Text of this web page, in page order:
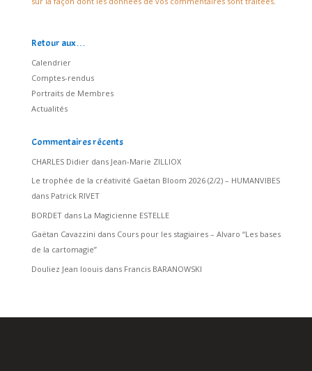
Retour aux…
Calendrier
Comptes-rendus
Portraits de Membres
Actualités
Commentaires récents
CHARLES Didierdans Jean-Marie ZILLIOX
Le trophée de la créativité Gaëtan Bloom 2026 (2/2) – HUMANVIBES
dans Patrick RIVET
BORDETdans La Magicienne ESTELLE
Gaëtan Cavazzini dans Cours pour les stagiaires – Alvaro “Les bases
de la cartomagie”
Douliez Jean loouisdans Francis BARANOWSKI